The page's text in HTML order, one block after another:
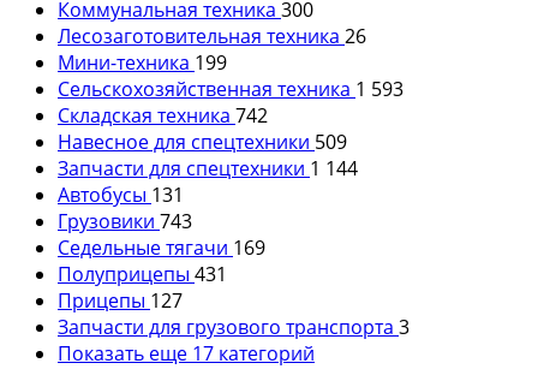
Коммунальная техника 300
Лесозаготовительная техника 26
Мини-техника 199
Сельскохозяйственная техника 1 593
Складская техника 742
Навесное для спецтехники 509
Запчасти для спецтехники 1 144
Автобусы 131
Грузовики 743
Седельные тягачи 169
Полуприцепы 431
Прицепы 127
Запчасти для грузового транспорта 3
Показать еще 17 категорий